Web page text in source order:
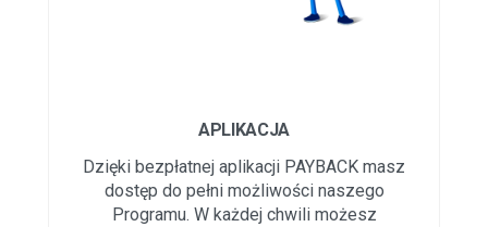
APLIKACJA
Dzięki bezpłatnej aplikacji PAYBACK masz
dostęp do pełni możliwości naszego
Programu. W każdej chwili możesz